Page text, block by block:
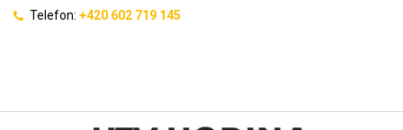
Telefon: +420 602 719 145